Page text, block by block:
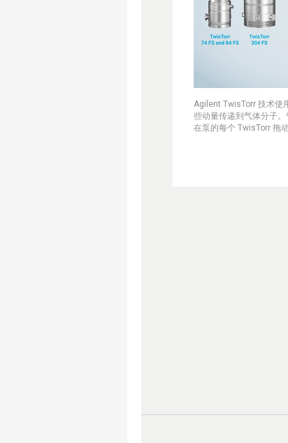
Agilent TwisTorr 技术使
些动量传递到气体分子
在泵的每个 TwisTorr 拖动